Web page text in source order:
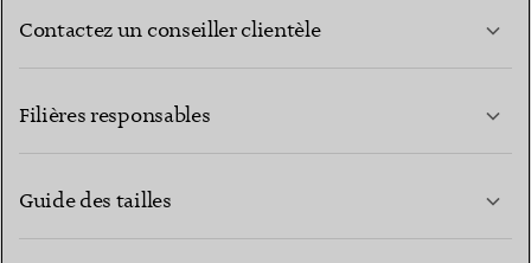
Contactez un conseiller clientèle
Filières responsables
Guide des tailles